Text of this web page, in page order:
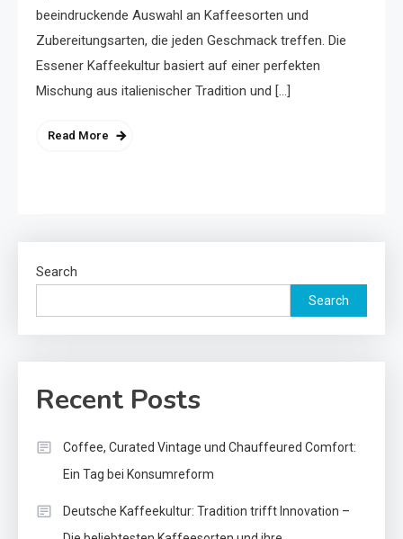
beeindruckende Auswahl an Kaffeesorten und
Zubereitungsarten, die jeden Geschmack treffen. Die
Essener Kaffeekultur basiert auf einer perfekten
Mischung aus italienischer Tradition und […]
Read More
Search
Search
Recent Posts
Coffee, Curated Vintage und Chauffeured Comfort:
Ein Tag bei Konsumreform
Deutsche Kaffeekultur: Tradition trifft Innovation –